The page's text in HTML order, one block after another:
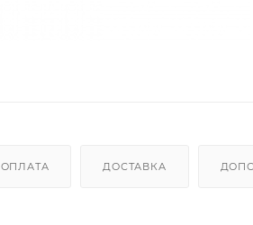
ОПЛАТА ДОСТАВКА